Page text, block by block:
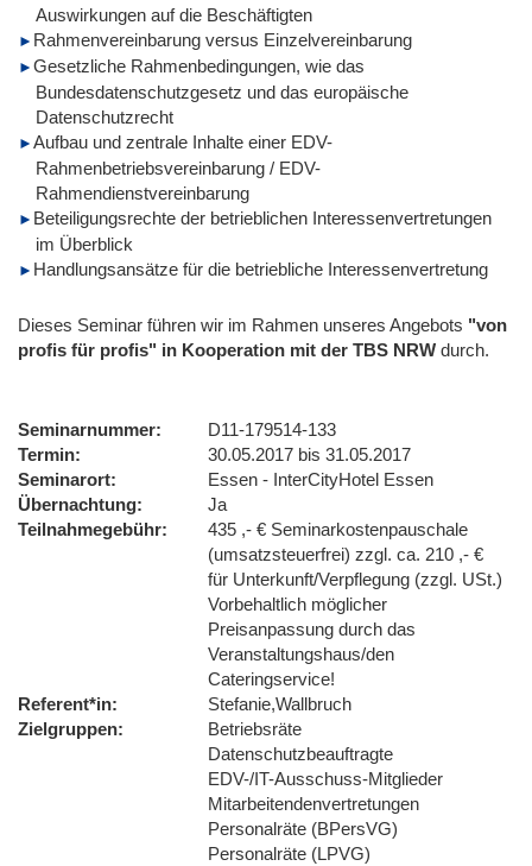
Auswirkungen auf die Beschäftigten
Rahmenvereinbarung versus Einzelvereinbarung
Gesetzliche Rahmenbedingungen, wie das
Bundesdatenschutzgesetz und das europäische
Datenschutzrecht
Aufbau und zentrale Inhalte einer EDV-
Rahmenbetriebsvereinbarung / EDV-
Rahmendienstvereinbarung
Beteiligungsrechte der betrieblichen Interessenvertretungen
im Überblick
Handlungsansätze für die betriebliche Interessenvertretung
Dieses Seminar führen wir im Rahmen unseres Angebots "von
profis für profis" in Kooperation mit der TBS NRW durch.
Seminarnummer
D11-179514-133
Termin
30.05.2017 bis 31.05.2017
Seminarort
Essen - InterCityHotel Essen
Übernachtung
Ja
Teilnahmegebühr
435 ,- € Seminarkostenpauschale
(umsatzsteuerfrei) zzgl. ca. 210 ,- €
für Unterkunft/Verpflegung (zzgl. USt.)
Vorbehaltlich möglicher
Preisanpassung durch das
Veranstaltungshaus/den
Cateringservice!
Referent*in
Stefanie,Wallbruch
Zielgruppen
Betriebsräte
Datenschutzbeauftragte
EDV-/IT-Ausschuss-Mitglieder
Mitarbeitendenvertretungen
Personalräte (BPersVG)
Personalräte (LPVG)